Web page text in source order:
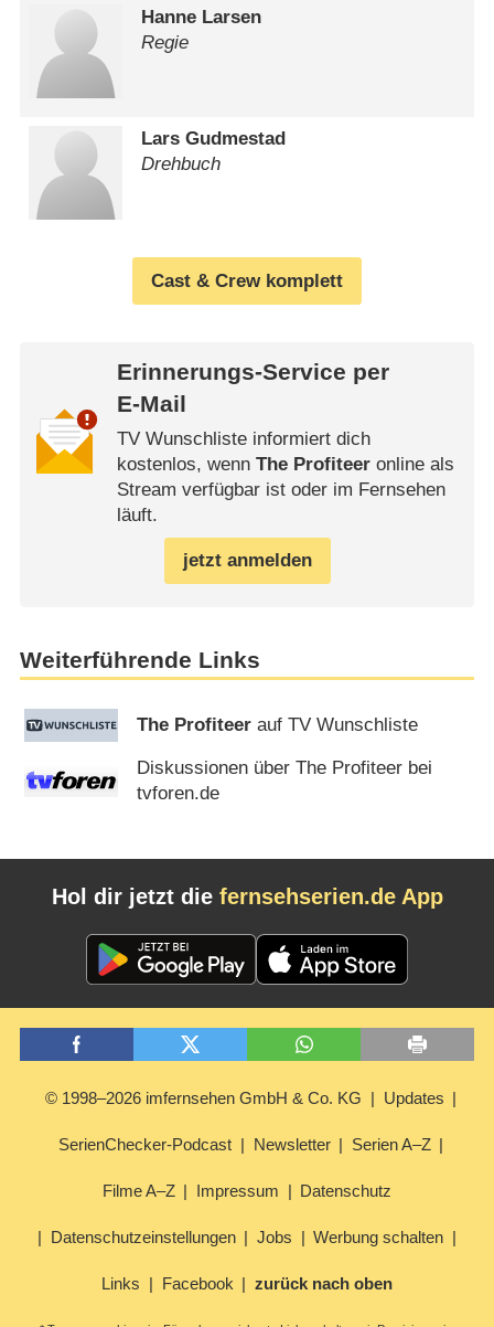
Hanne Larsen
Regie
Lars Gudmestad
Drehbuch
Cast & Crew komplett
Erinnerungs-Service per
E-Mail
TV Wunschliste informiert dich
kostenlos, wenn The Profiteeronline als
Stream verfügbar ist oder im Fernsehen
läuft.
jetzt anmelden
Weiterführende Links
The Profiteer auf TV Wunschliste
Diskussionen über The Profiteer bei
tvforen.de
Hol dir jetzt die fernsehserien.de App
© 1998–2026 imfernsehen GmbH & Co. KG Updates
SerienChecker-Podcast Newsletter Serien A–Z
Filme A–Z Impressum Datenschutz
Datenschutzeinstellungen Jobs Werbung schalten
Links Facebook zurück nach oben